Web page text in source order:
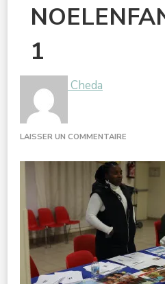
1
Cheda
LAISSER UN COMMENTAIRE
CULTURE-
1